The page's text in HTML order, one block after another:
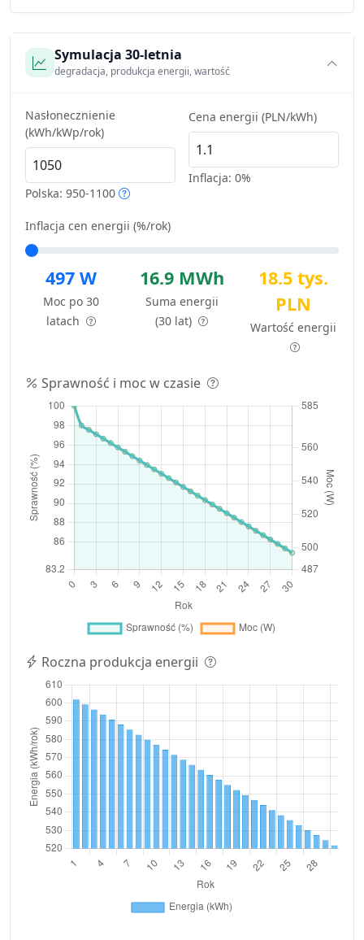
Symulacja 30-letnia
degradacja, produkcja energii, wartość
Nasłonecznienie
(kWh/kWp/rok)
Polska: 950-1100
Cena energii (PLN/kWh)
Inflacja: 0%
Inflacja cen energii (%/rok)
497 W
Moc po 30
latach
16.9 MWh
Suma energii
(30 lat)
18.5 tys.
PLN
Wartość energii
Sprawność i moc w czasie
Roczna produkcja energii